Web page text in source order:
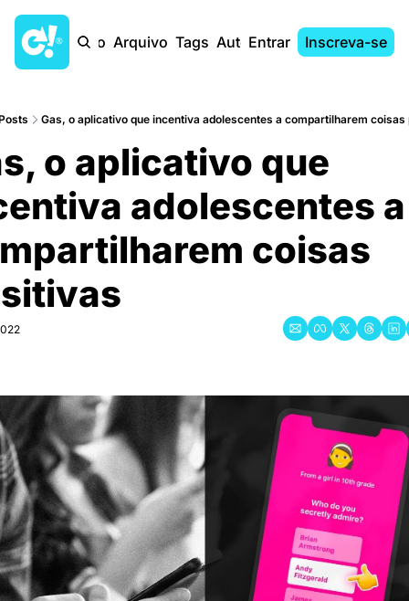
Início Arquivo Tags AutoresEntrar Inscreva-se
Gas, o aplicativo que incentiva adolescentes a compartilharem coisas
o aplicativo que
adolescentes a
coisas